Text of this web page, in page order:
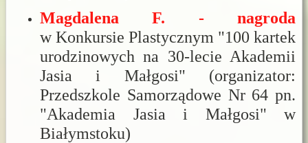
Magdalena F. - nagroda
w Konkursie Plastycznym "100 kartek
urodzinowych na 30-lecie Akademii
Jasia i Małgosi" (organizator:
Przedszkole Samorządowe Nr 64 pn.
"Akademia Jasia i Małgosi" w
Białymstoku)